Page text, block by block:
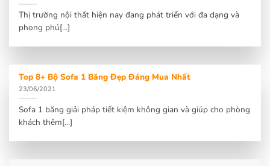
Thị trường nội thất hiện nay đang phát triển với đa dạng và
phong phú[...]
Top 8+ Bộ Sofa 1 Băng Đẹp Đáng Mua Nhất
23/06/2021
Sofa 1 băng giải pháp tiết kiệm không gian và giúp cho phòng
khách thêm[...]